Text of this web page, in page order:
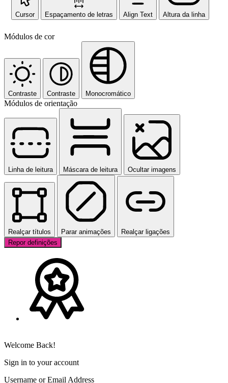
Cursor Espaçamento de letras Align Text Altura da linha
Módulos de cor
Contraste Contraste Monocromático
Módulos de orientação
Linha de leitura Máscara de leitura Ocultar imagens
Realçar títulos Parar animações
Realçar ligações
Repor definições
Welcome Back!
Sign in to your account
Username or Email Address